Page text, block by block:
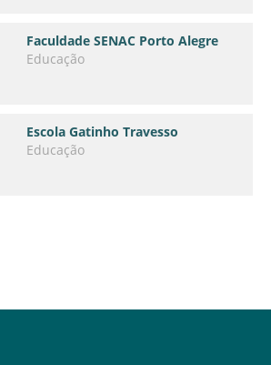
Faculdade SENAC Porto Alegre
Educação
Escola Gatinho Travesso
Educação